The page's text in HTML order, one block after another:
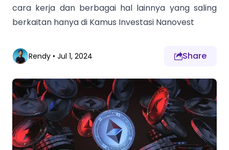
cara kerja dan berbagai hal lainnya yang saling
berkaitan hanya di Kamus Investasi Nanovest
Rendy • Jul 1, 2024 Share